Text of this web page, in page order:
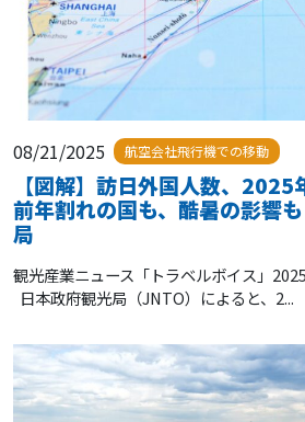
08/21/2025 航空会社飛行機での移動
【図解】訪日外国人数、2025
前年割れの国も、酷暑の影響
局
観光産業ニュース「トラベルボイス」
日本政府観光局（JNTO）によると、2...